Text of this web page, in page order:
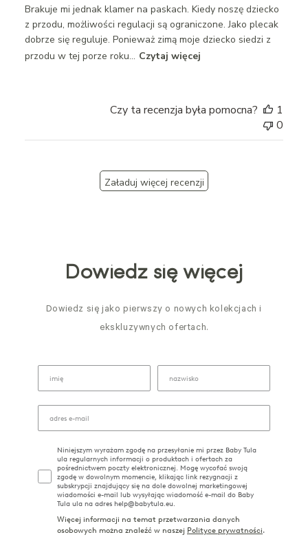
Brakuje mi jednak klamer na paskach. Kiedy noszę dziecko
z przodu, możliwości regulacji są ograniczone. Jako plecak
dobrze się reguluje. Ponieważ zimą moje dziecko siedzi z
przodu w tej porze roku... Czytaj więcej
Czy ta recenzja była pomocna?
1
0
Załaduj więcej recenzji
Dowiedz się więcej
Dowiedz się jako pierwszy o nowych kolekcjach i
ekskluzywnych ofertach.
Niniejszym wyrażam zgodę na przesyłanie mi przez Baby Tula
ula regularnych informacji o produktach i ofertach za
pośrednictwem poczty elektronicznej. Mogę wycofać swoją
zgodę w dowolnym momencie, klikając link rezygnacji z
subskrypcji znajdujący się na dole dowolnej marketingowej
wiadomości e-mail lub wysyłając wiadomość e-mail do Baby
Tula ula na adres help@babytula.eu.
Więcej informacji na temat przetwarzania danych
osobowych można znaleźć w naszej Polityce prywatności.